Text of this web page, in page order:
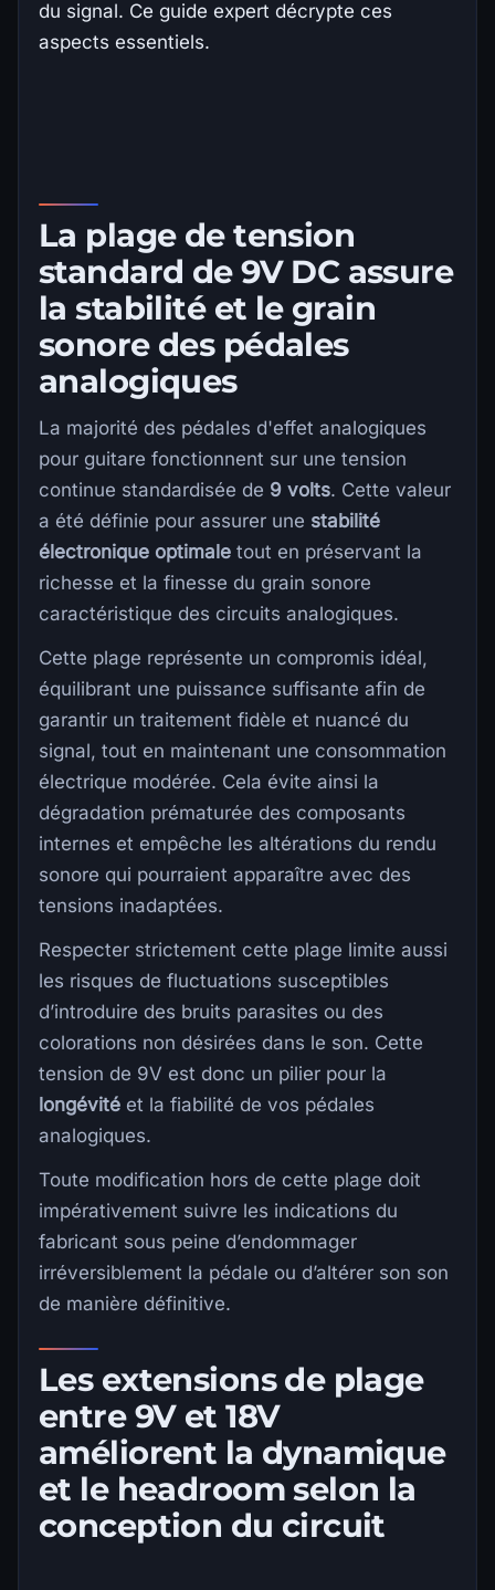
du signal. Ce guide expert décrypte ces
aspects essentiels.
La plage de tension
standard de 9V DC assure
la stabilité et le grain
sonore des pédales
analogiques
La majorité des pédales d'effet analogiques
pour guitare fonctionnent sur une tension
continue standardisée de 9 volts. Cette valeur
a été définie pour assurer une stabilité
électronique optimale tout en préservant la
richesse et la finesse du grain sonore
caractéristique des circuits analogiques.
Cette plage représente un compromis idéal,
équilibrant une puissance suffisante afin de
garantir un traitement fidèle et nuancé du
signal, tout en maintenant une consommation
électrique modérée. Cela évite ainsi la
dégradation prématurée des composants
internes et empêche les altérations du rendu
sonore qui pourraient apparaître avec des
tensions inadaptées.
Respecter strictement cette plage limite aussi
les risques de fluctuations susceptibles
d’introduire des bruits parasites ou des
colorations non désirées dans le son. Cette
tension de 9V est donc un pilier pour la
longévité et la fiabilité de vos pédales
analogiques.
Toute modification hors de cette plage doit
impérativement suivre les indications du
fabricant sous peine d’endommager
irréversiblement la pédale ou d’altérer son son
de manière définitive.
Les extensions de plage
entre 9V et 18V
améliorent la dynamique
et le headroom selon la
conception du circuit